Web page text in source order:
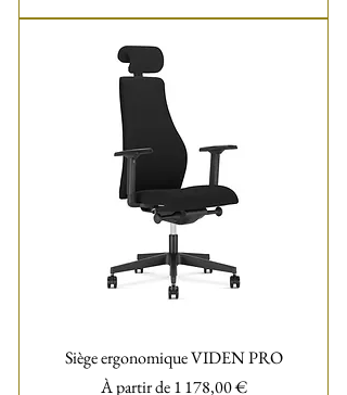
Siège ergonomique VIDEN PRO
À partir de1 178,00 €
Prix promotionnel